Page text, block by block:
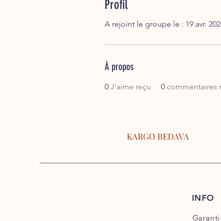
Profil
A rejoint le groupe le : 19 avr.
À propos
0 J'aime reçu 0 commentaires
KARGO BEDAVA
INFO